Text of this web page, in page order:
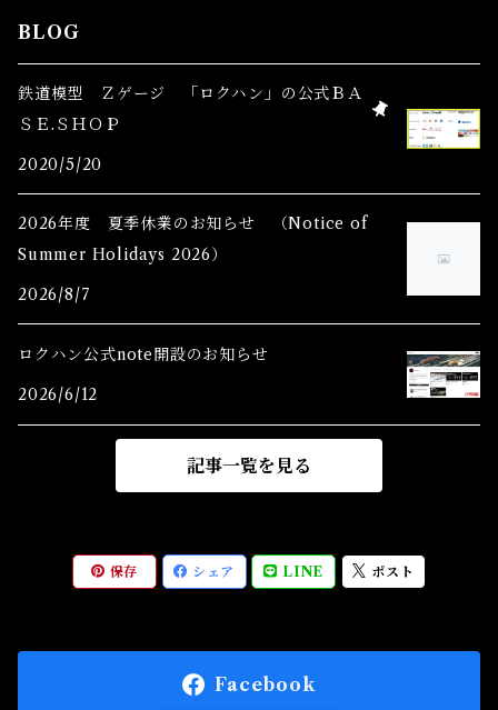
Zゲージ制御機器(特別価格)
BLOG
鉄道模型 Ｚゲージ 「ロクハン」の公式ＢＡ
ＳＥ.ＳＨＯＰ
2020/5/20
2026年度 夏季休業のお知らせ （Notice of
Summer Holidays 2026）
2026/8/7
ロクハン公式note開設のお知らせ
2026/6/12
記事一覧を見る
保存 シェア LINE ポスト
Facebook